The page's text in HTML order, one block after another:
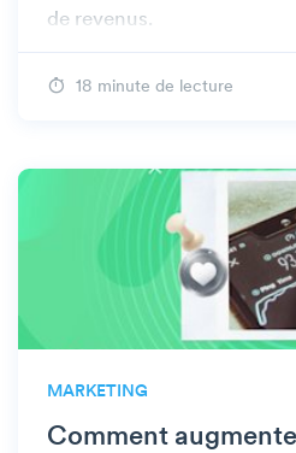
de revenus.
18 minute de lecture
MARKETING
Comment